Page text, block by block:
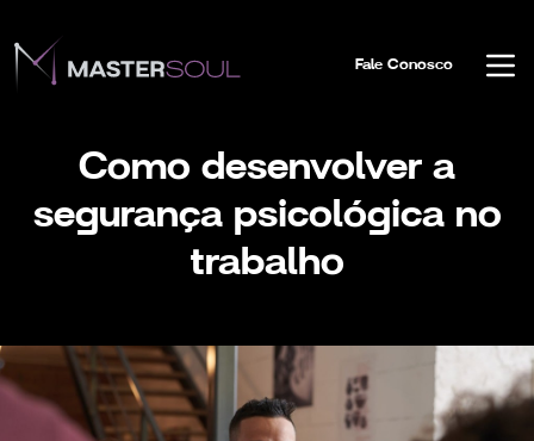
Fale Conosco
Como desenvolver a
segurança psicológica no
trabalho